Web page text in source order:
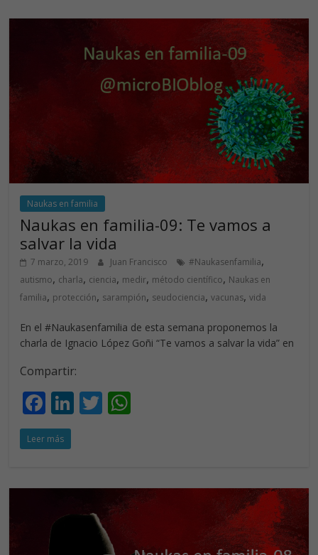
o dI
n
A
p
p
Naukas en familia
Naukas en familia-09: Te vamos a
salvar la vida
7 marzo, 2019 Juan Francisco #Naukasenfamilia,
autismo, charla, ciencia, medir, método científico, Naukas en
familia, protección, sarampión, seudociencia,vacunas,vida
En el #Naukasenfamilia de esta semana proponemos la
charla de Ignacio López Goñi “Te vamos a salvar la vida” en
Compartir:
F
ac
e
o
o
k
Li
dI
n
T
A
Leer más